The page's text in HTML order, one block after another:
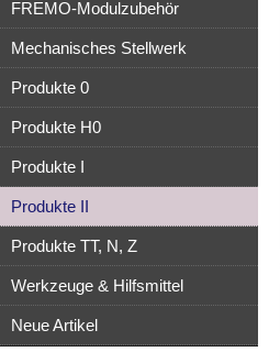
FREMO-Modulzubehör
Mechanisches Stellwerk
Produkte 0
Produkte H0
Produkte I
Produkte II
Produkte TT, N, Z
Werkzeuge & Hilfsmittel
Neue Artikel